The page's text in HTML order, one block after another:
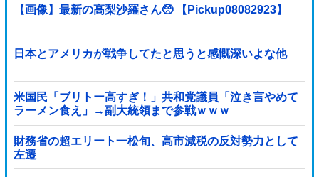
【画像】最新の高梨沙羅さん🥺 【Pickup08082923】
日本とアメリカが戦争してたと思うと感慨深いよな他
米国民「ブリトー高すぎ！」共和党議員「泣き言やめて
ラーメン食え」→副大統領まで参戦ｗｗｗ
財務省の超エリート一松旬、高市減税の反対勢力として
左遷